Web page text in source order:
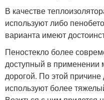
В качестве
используют либо
варианта имеют
Пеностекло более
доступный в применении
дорогой. По этой
используют более